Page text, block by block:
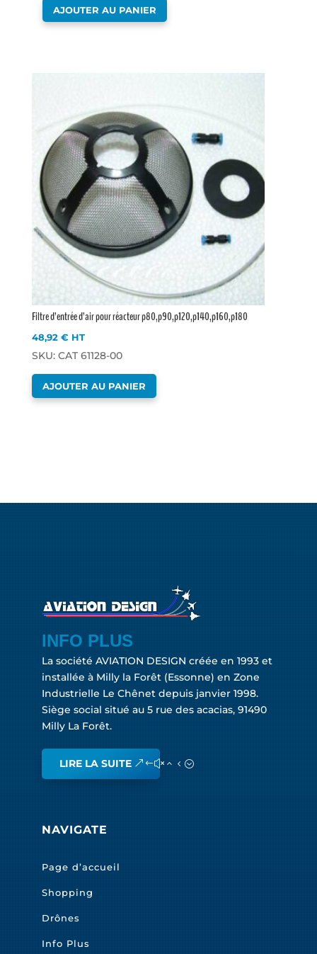
AJOUTER AU PANIER
Filtre d’entrée d’air pour réacteur p80,p90,p120,p140,p160,p180
48,92€ HT
SKU: CAT 61128-00
AJOUTER AU PANIER
INFO PLUS
La société AVIATION DESIGN créée en 1993 et
installée à Milly la Forêt (Essonne) en Zone
Industrielle Le Chênet depuis janvier 1998.
Siège social situé au 5 rue des acacias, 91490
Milly La Forêt.
LIRE LA SUITE
NAVIGATE
Page d’accueil
Shopping
Drônes
Info Plus